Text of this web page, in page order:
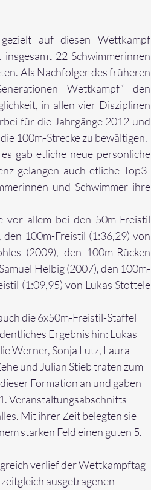
auf diesen Wettkampf
22 Schwimmerinnen
Als Nachfolger des früheren
Wettkampf“ den
in allen vier Disziplinen
für die Jahrgänge 2012 und
100m-Strecke zu bewältigen.
gab etliche neue persönliche
gelangen auch etliche Top3-
und Schwimmer ihre
vor allem bei den 50m-Freistil
100m-Freistil (1:36,29) von
(2009), den 100m-Rücken
Helbig (2007), den 100m-
(1:09,95) von Lukas Stottele
die 6x50m-Freistil-Staffel
Ergebnis hin: Lukas
Werner, Sonja Lutz, Laura
und Julian Stieb traten zum
Formation an und gaben
Veranstaltungsabschnitts
Mit ihrer Zeit belegten sie
starken Feld einen guten 5.
verlief der Wettkampftag
ausgetragenen